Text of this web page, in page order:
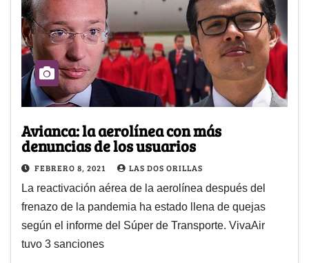
Avianca: la aerolínea con más
denuncias de los usuarios
FEBRERO 8, 2021 LAS DOS ORILLAS
La reactivación aérea de la aerolínea después del
frenazo de la pandemia ha estado llena de quejas
según el informe del Súper de Transporte. VivaAir
tuvo 3 sanciones